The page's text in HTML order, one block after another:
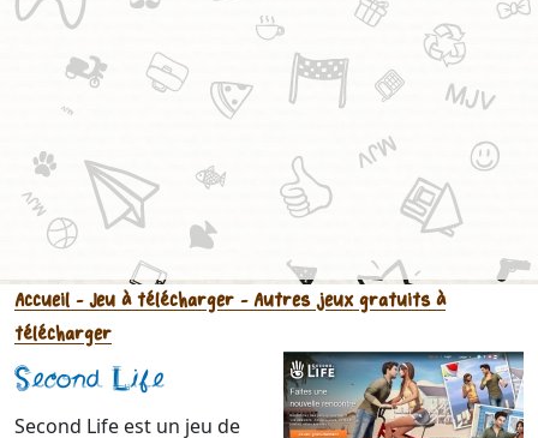
Accueil - Jeu à télécharger - Autres jeux gratuits à
télécharger
Second Life
Second Life est un jeu de